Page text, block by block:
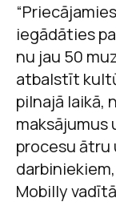
iegādāties
nu jau 50
atbalstīt
pilnajā laikā,
maksājumus
procesu ātru
Mobilly